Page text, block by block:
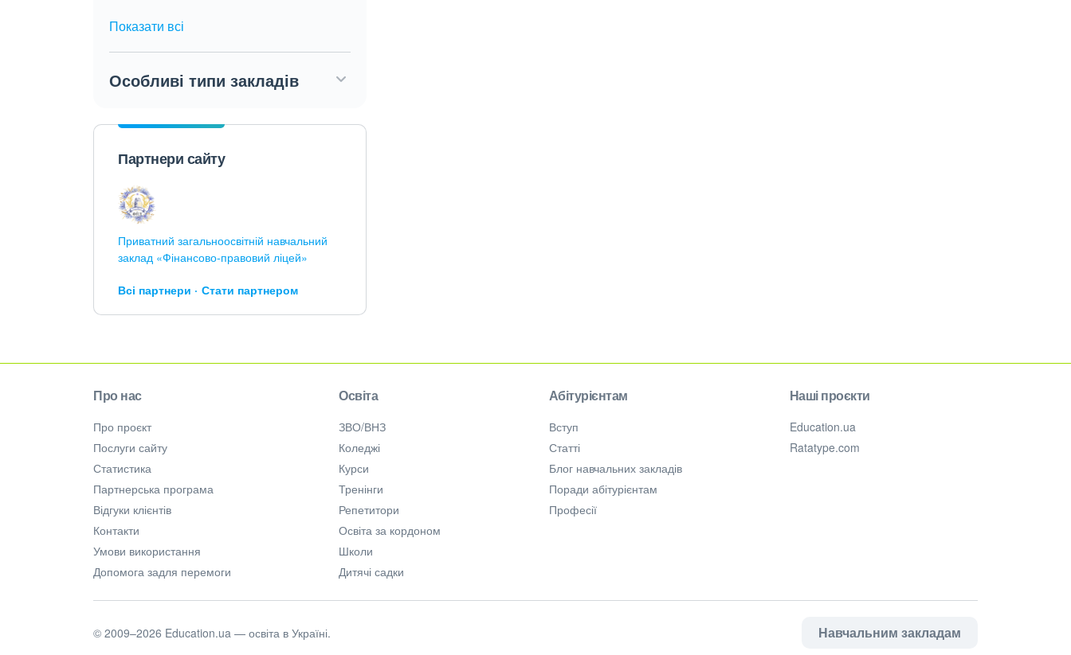
Показати всі
Особливі типи закладів
Партнери сайту
Приватний загальноосвітній навчальний
заклад «Фінансово-правовий ліцей»
Всі партнери Стати партнером
Про нас
Про проєкт
Послуги сайту
Статистика
Партнерська програма
Відгуки клієнтів
Контакти
Умови використання
Допомога задля перемоги
Освіта
ЗВО/ВНЗ
Коледжі
Курси
Тренінги
Репетитори
Освіта за кордоном
Школи
Дитячі садки
Абітурієнтам
Вступ
Статті
Блог навчальних закладів
Поради абітурієнтам
Професії
Наші проєкти
Education.ua
Ratatype.com
Навчальним закладам
© 2009–2026 Education.ua — освіта в Україні.